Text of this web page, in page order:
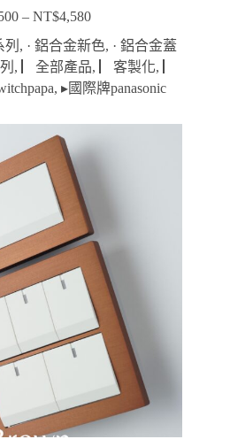
– NT$4,580價
格
範
圍：
NT$1,500
到
, · 鋁合金新色, · 鋁合金蓋
, ▏全部產品, ▏客製化,
,▸國際牌panasonic